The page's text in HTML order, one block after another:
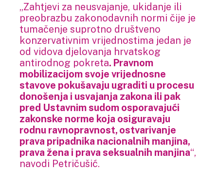
„Zahtjevi za neusvajanje, ukidanje ili
preobrazbu zakonodavnih normi čije je
tumačenje suprotno društveno
konzervativnim vrijednostima jedan je
od vidova djelovanja hrvatskog
antirodnog pokreta. Pravnom
mobilizacijom svoje vrijednosne
stavove pokušavaju ugraditi u procesu
donošenja i usvajanja zakona ili pak
pred Ustavnim sudom osporavajući
zakonske norme koja osiguravaju
rodnu ravnopravnost, ostvarivanje
prava pripadnika nacionalnih manjina,
prava žena i prava seksualnih manjina“,
navodi Petričušić.